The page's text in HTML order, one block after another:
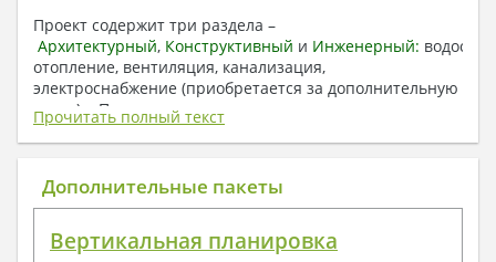
Проект содержит три раздела –
Архитектурный, Конструктивный и Инженерный:
отопление, вентиляция, канализация,
электроснабжение (приобретается за дополнительную
плату) + Пояснительная записка.
1. Архитектурный раздел:
Общие данные по проекту
План координационных осей
Поэтажные маркировочные планы с
Прочитать полный текст
Дополнительные пакеты
Вертикальная планировка